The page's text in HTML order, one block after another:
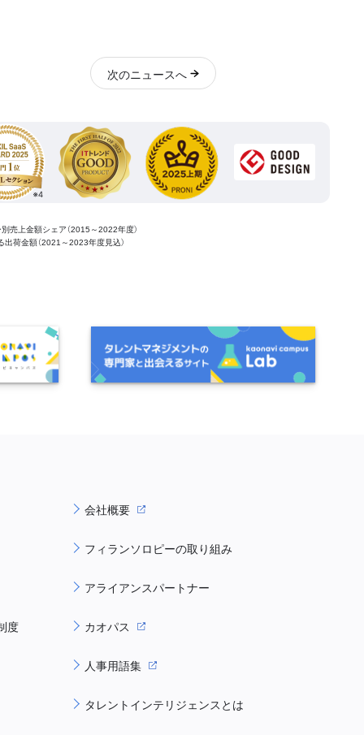
次のニュースへ
売上金額シェア（2015～2022年度）
荷金額（2021～2023年度見込）
度
会社概要
フィランソロピーの取り組み
アライアンスパートナー
カオパス
人事用語集
タレントインテリジェンスとは